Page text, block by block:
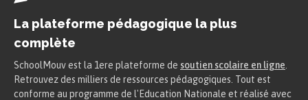
L’Empereur prend la tête de l’armée.
La France gagne quelques batailles mais
l’Empereur doit capituler à Sedan le
La plateforme pédagogique la plus
complète
SchoolMouv est la 1ere plateforme de soutien scolaire en ligne
Retrouvez des milliers de ressources pédagogiques. Tout est
conforme au programme de l'Education Nationale et réalisé avec